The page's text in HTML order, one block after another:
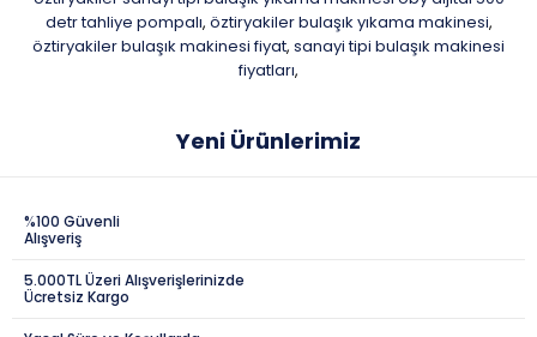
detr tahliye pompalı, öztiryakiler bulaşık yıkama makinesi,
öztiryakiler bulaşık makinesi fiyat, sanayi tipi bulaşık makinesi
fiyatları,
Yeni Ürünlerimiz
%100 Güvenli
Alışveriş
5.000TL Üzeri Alışverişlerinizde
Ücretsiz Kargo